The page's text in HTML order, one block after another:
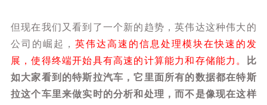
但现在我们又看到了一个新的趋势，英伟达这种伟大的
公司的崛起， 英伟达高速的信息处理模块在快速的发
展，使得终端开始具有高速的计算能力和存储能力。
比
如大家看到的特斯拉汽车，它里面所有的数据都在特斯
拉这个车里来做实时的分析和处理，而不是像现在这样